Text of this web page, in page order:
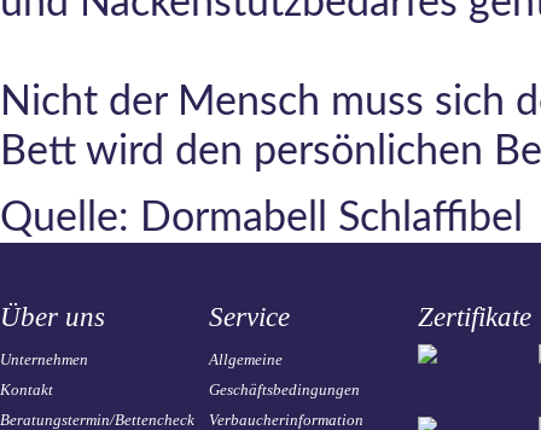
Nicht der Mensch muss sich
Bett wird den persönlichen
Quelle: Dormabell Schlaffibel
Über uns
Unternehmen
Kontakt
Beratungstermin/Bettencheck
Service
Allgemeine
Geschäftsbedingungen
Verbaucherinformation
Zertifikate